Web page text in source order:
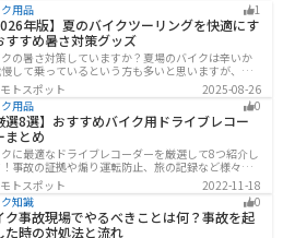
用品 1
年版】夏のバイクツーリングを快適にす
すすめ暑さ対策グッズ
の暑さ対策していますか？夏場のバイクは辛いか
慢して乗っているという方も多いと思いますが、し
と暑さ対策をすれば夏場でも快適にバイクに乗る
できます！この記事では、夏場のバイク暑さ対策
と暑さ対策グッズを紹介します！
モトスポット
2025-08-26
用品
0
選8選】おすすめバイク用ドライブレコー
まとめ
に最適なドライブレコーダーを厳選して8つ紹介し
！事故の証拠や煽り運転防止、旅の記録など様々な
つドライブコーダー、何を選べばいいか迷ってい
特徴別にまとめました。
モトスポット
2022-11-18
知識
0
ク事故現場でやるべきことは何？事故を起
た時の対処法と流れ